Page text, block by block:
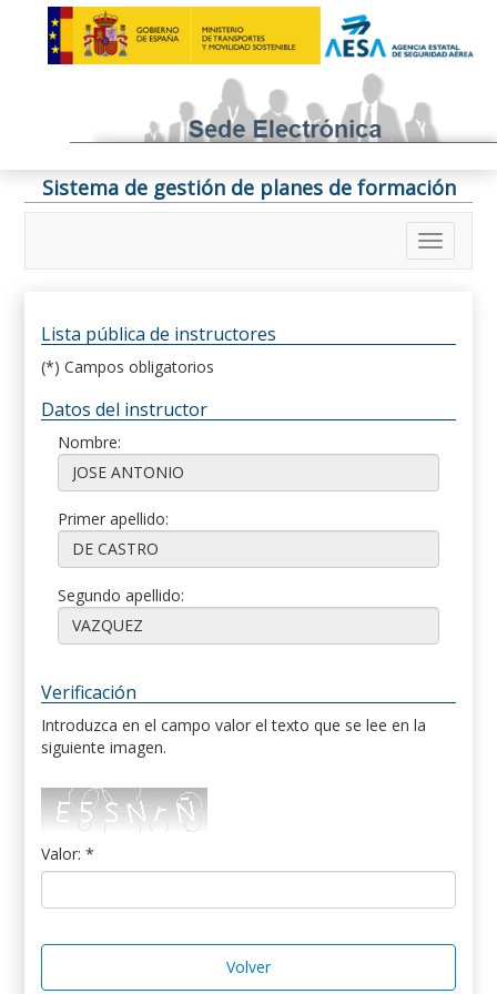
Sistema de gestión de planes de formación
Lista pública de instructores
(*) Campos obligatorios
Datos del instructor
Nombre:
Primer apellido:
Segundo apellido:
Verificación
Introduzca en el campo valor el texto que se lee en la
siguiente imagen.
Valor: *
Volver